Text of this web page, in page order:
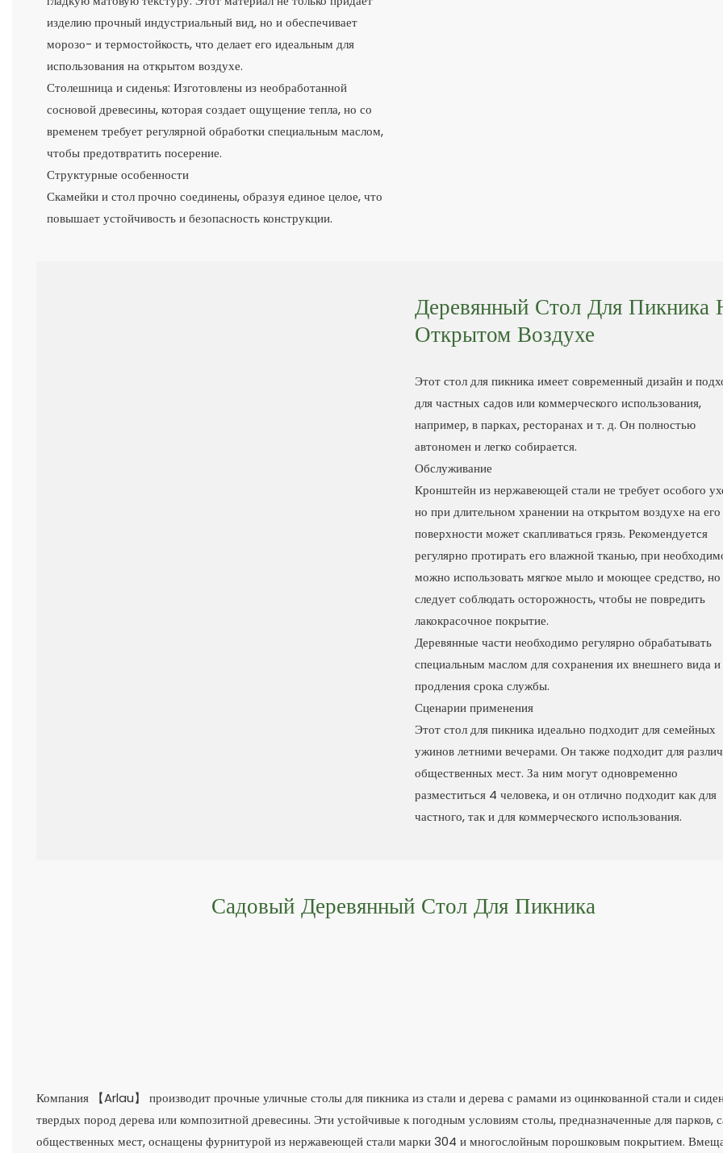
изделию прочный индустриальный вид, но и обеспечивает
морозо- и термостойкость, что делает его идеальным для
использования на открытом воздухе.
Столешница и сиденья: Изготовлены из необработанной
сосновой древесины, которая создает ощущение тепла, но со
временем требует регулярной обработки специальным маслом,
чтобы предотвратить посерение.
Структурные особенности
Скамейки и стол прочно соединены, образуя единое целое, что
повышает устойчивость и безопасность конструкции.
Деревянный Стол Для Пикника
Открытом Воздухе
Этот стол для пикника имеет современный дизайн и
для частных садов или коммерческого использования,
например, в парках, ресторанах и т. д. Он полностью
автономен и легко собирается.
Обслуживание
Кронштейн из нержавеющей стали не требует особого
но при длительном хранении на открытом воздухе на его
поверхности может скапливаться грязь. Рекомендуется
регулярно протирать его влажной тканью, при
можно использовать мягкое мыло и моющее средство, но
следует соблюдать осторожность, чтобы не повредить
лакокрасочное покрытие.
Деревянные части необходимо регулярно обрабатывать
специальным маслом для сохранения их внешнего вида и
продления срока службы.
Сценарии применения
Этот стол для пикника идеально подходит для семейных
ужинов летними вечерами. Он также подходит для
общественных мест. За ним могут одновременно
разместиться 4 человека, и он отлично подходит как для
частного, так и для коммерческого использования.
Садовый Деревянный Стол Для Пикника
Компания 【Arlau】 производит прочные уличные столы для пикника из стали и дерева с рамами из оцинкованной стали и
твердых пород дерева или композитной древесины. Эти устойчивые к погодным условиям столы, предназначенные для парков,
общественных мест, оснащены фурнитурой из нержавеющей стали марки 304 и многослойным порошковым покрытием.